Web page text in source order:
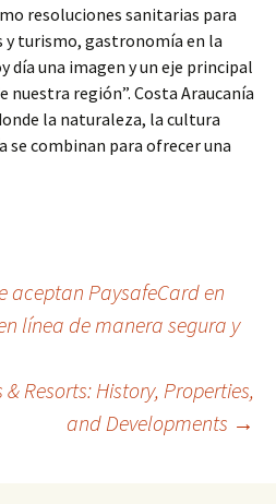
resoluciones sanitarias para
y turismo, gastronomía en la
día una imagen y un eje principal
región”. Costa Araucanía
la naturaleza, la cultura
se combinan para ofrecer una
aceptan PaysafeCard en
línea de manera segura y
Resorts: History, Properties,
and Developments →